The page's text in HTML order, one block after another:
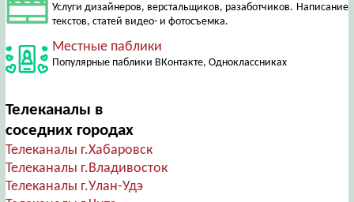
Услуги дизайнеров, верстальщиков, разаботчиков. Написание
текстов, статей видео- и фотосъемка.
Местные паблики
Популярные паблики ВКонтакте, Одноклассниках
Телеканалы в
соседних городах
Телеканалы г.Хабаровск
Телеканалы г.Владивосток
Телеканалы г.Улан-Удэ